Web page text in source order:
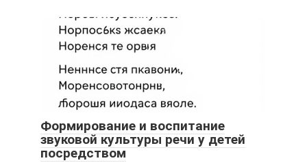
Формирование и воспитание
звуковой культуры речи у детей
посредством